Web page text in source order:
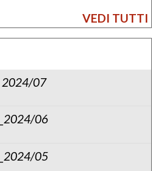
VEDI TUTTI
2024/07
06
05